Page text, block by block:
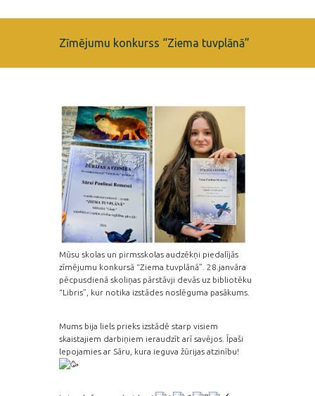
Zīmējumu konkurss “Ziema tuvplānā”
Mūsu skolas un pirmsskolas audzēkņi piedalījās
zīmējumu konkursā “Ziema tuvplānā”. 28.janvāra
pēcpusdienā skoliņas pārstāvji devās uz bibliotēku
“Libris”, kur notika izstādes noslēguma pasākums.
Mums bija liels prieks izstādē starp visiem
skaistajiem darbiņiem ieraudzīt arī savējos. Īpaši
lepojamies ar Sāru, kura ieguva žūrijas atzinību!